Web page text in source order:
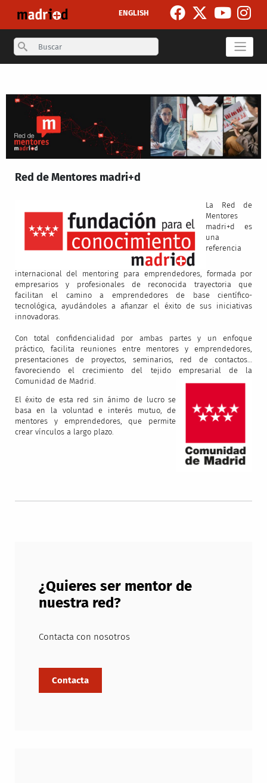
ENGLISH
Search
Red de Mentores madri+d
La Red de
Mentores
madri+d es
una
referencia
internacional del mentoring para emprendedores, formada por
empresarios y profesionales de reconocida trayectoria que
facilitan el camino a emprendedores de base científico-
tecnológica, ayudándoles a afianzar el éxito de sus iniciativas
innovadoras.
Con total confidencialidad por ambas partes y un enfoque
práctico, facilita reuniones entre mentores y emprendedores,
presentaciones de proyectos, seminarios, red de contactos…
favoreciendo el crecimiento del tejido empresarial de la
Comunidad de Madrid.
El éxito de esta red sin ánimo de lucro se
basa en la voluntad e interés mutuo, de
mentores y emprendedores, que permite
crear vínculos a largo plazo.
¿Quieres ser mentor de
nuestra red?
Contacta con nosotros